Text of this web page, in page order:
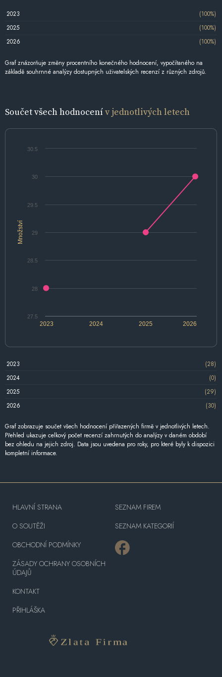
2023
(100%)
2025
(100%)
2026
(100%)
Graf znázorňuje změny procentního konečného hodnocení, vypočítaného na
základě souhrnné analýzy dostupných uživatelských recenzí z různých zdrojů.
Součet všech hodnocenív jednotlivých letech
Množství
2024 2026
2023 2025
27.5
28
28.5
29
29.5
30
30.5
2023
(28)
2024
(0)
2025
(29)
2026
(30)
Graf zobrazuje součet všech hodnocení přiřazených firmě v jednotlivých letech.
Přehled ukazuje celkový počet recenzí zahrnutých do analýzy v daném období
bez ohledu na jejich zdroj. Data jsou uvedena pro roky, pro které byly k dispozici
kompletní informace.
HLAVNÍ STRANA
O SOUTĚŽI
OBCHODNÍ PODMÍNKY
ZÁSADY OCHRANY OSOBNÍCH
ÚDAJŮ
KONTAKT
PŘIHLÁŠKA
SEZNAM FIREM
SEZNAM KATEGORIÍ